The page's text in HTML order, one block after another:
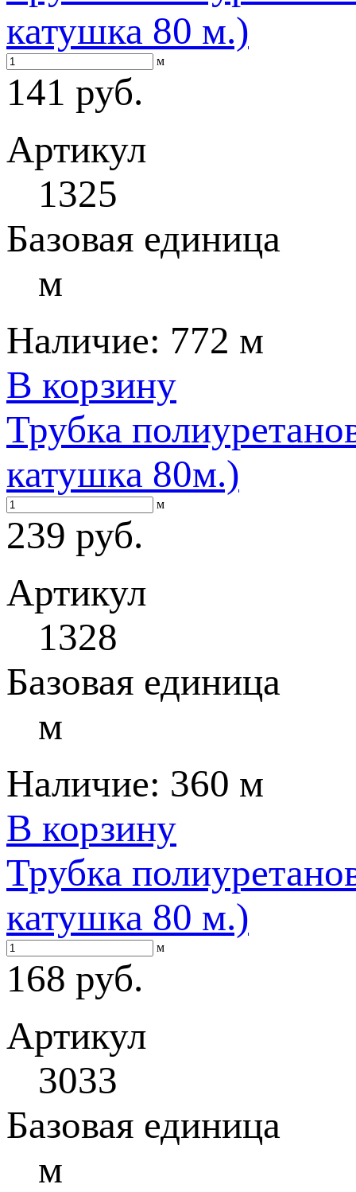
катушка 80 м.)
м
141 руб.
Артикул
1325
Базовая единица
м
Наличие: 772 м
В корзину
Трубка
катушка 80м.)
м
239 руб.
Артикул
1328
Базовая единица
м
Наличие: 360 м
В корзину
Трубка
катушка 80 м.)
м
168 руб.
Артикул
3033
Базовая единица
м